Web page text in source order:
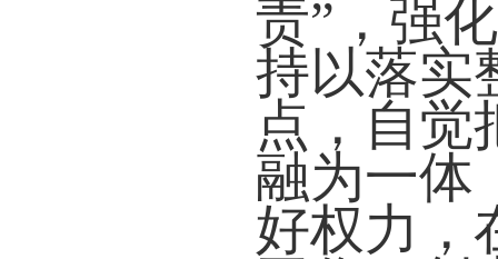
责”，强
持以落实
点，自觉
融为一体
好权力，